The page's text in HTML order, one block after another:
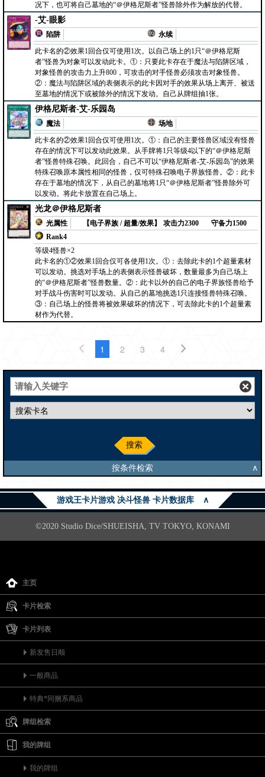
况下，也可将自己墓地的“＠伊格尼斯者”怪兽除外作为解放的代替。
-艾-眼影
陷阱
永续
此卡名的②效果1回合仅可使用1次。以自己场上的1只“＠伊格尼斯
者”怪兽为对象可以发动此卡。①：只要此卡存在于魔法与陷阱区域，
对象怪兽的攻击力上升800，可攻击的对手怪兽必须攻击对象怪兽。
②：魔法与陷阱区域的表侧表示的此卡因对手的效果从场上离开、被送
至墓地的情况下或被除外的情况下发动。自己从牌组抽1张。
伊格尼斯者-艾-乐园岛
魔法
场地
此卡名的②效果1回合仅可使用1次。①：自己的主要怪兽区域没有怪兽
存在的情况下可以发动此效果。从手牌将1只等级4以下的“＠伊格尼斯
者”怪兽特殊召唤。此回合，自己不可以“伊格尼斯者-艾-乐园岛”的效果
特殊召唤原本属性相同的怪兽，仅可特殊召唤电子界族怪兽。②：此卡
存在于墓地的情况下，从自己的墓地将1只“＠伊格尼斯者”怪兽除外可
以发动。将此卡放置在自己场上。
光龙＠伊格尼斯者
光属性
【电子界族 / 超量/效果】
Rank4
攻击力2300 守备力1500
等级4怪兽×2
此卡名的①②效果1回合仅可各使用1次。①：去除此卡的1个超量素材
可以发动。挑选对手场上的表侧表示怪兽破坏，数量最多为自己场上
的“＠伊格尼斯者”怪兽数量。②：此卡以外的自己的电子界族怪兽给予
对手战斗伤害时可以发动。从自己的墓地挑选1只连接怪兽特殊召唤。
③：自己场上的怪兽将被效果破坏的情况下，可去除此卡的1个超量素
材作为代替。
1 2 3 4
搜索
按条件检索 ∧
游戏王卡片游戏 决斗怪兽 卡片数据库 ∧
©2020 Studio Dice/SHUEISHA, TV TOKYO, KONAMI
主页
卡片检索
卡片列表
新发售日顺
一般商品
特典*同捆系商品
牌组检索
我的牌组
我的牌组